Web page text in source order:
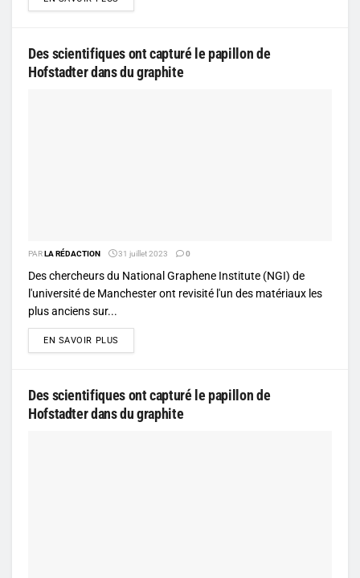
Des scientifiques ont capturé le papillon de
Hofstadter dans du graphite
PARLA RÉDACTION 31 juillet 2023 0
Des chercheurs du National Graphene Institute (NGI) de
l'université de Manchester ont revisité l'un des matériaux les
plus anciens sur...
EN SAVOIR PLUS
Des scientifiques ont capturé le papillon de
Hofstadter dans du graphite